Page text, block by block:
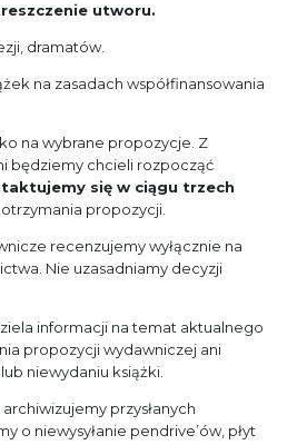
utworu.
dramatów.
na zasadach współfinansowania
na wybrane propozycje. Z
będziemy chcieli rozpocząć
się w ciągu trzech
propozycji.
recenzujemy wyłącznie na
Nie uzasadniamy decyzji
informacji na temat aktualnego
propozycji wydawniczej ani
niewydaniu książki.
archiwizujemy przysłanych
o niewysyłanie pendrive’ów, płyt